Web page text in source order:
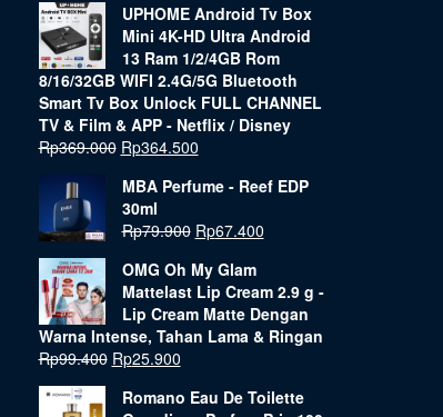
UPHOME Android Tv Box
Mini 4K-HD Ultra Android
13 Ram 1/2/4GB Rom
8/16/32GB WIFI 2.4G/5G Bluetooth
Smart Tv Box Unlock FULL CHANNEL
TV & Film & APP - Netflix / Disney
Rp369.000 Rp364.500
MBA Perfume - Reef EDP
30ml
Rp79.900 Rp67.400
OMG Oh My Glam
Mattelast Lip Cream 2.9 g -
Lip Cream Matte Dengan
Warna Intense, Tahan Lama & Ringan
Rp99.400 Rp25.900
Romano Eau De Toilette